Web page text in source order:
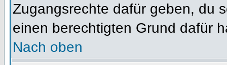
Zugangsrechte dafür geben, du
einen berechtigten Grund dafür
Nach oben